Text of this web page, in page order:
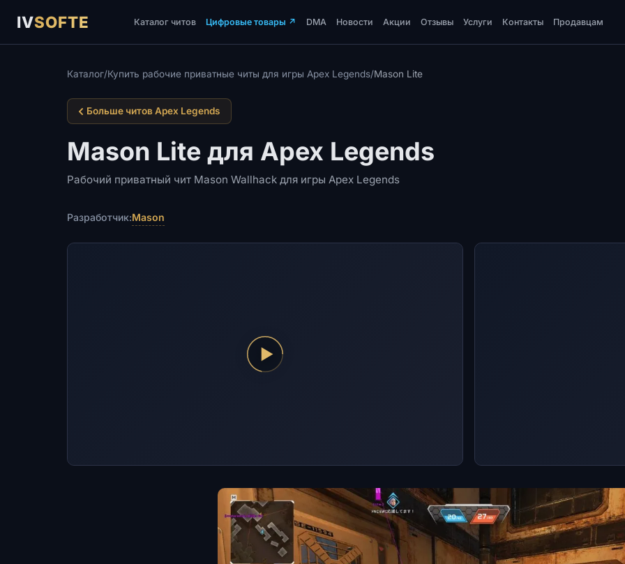
IVSOFTE Каталог читов Цифровые товары ↗ DMA Новости Акции Отзывы Услуги Контакты Продавцам
Каталог/Купить рабочие приватные читы для игры Apex Legends/Mason Lite
Больше читов Apex Legends
Mason Lite для Apex Legends
Рабочий приватный чит Mason Wallhack для игры Apex Legends
Разработчик:Mason